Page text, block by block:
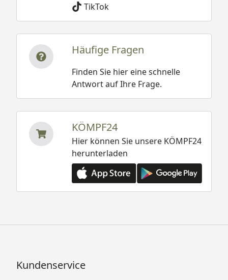
TikTok
Häufige Fragen
Finden Sie hier eine schnelle
Antwort auf Ihre Frage.
KÖMPF24
Hier können Sie unsere KÖMPF24
herunterladen
Kundenservice